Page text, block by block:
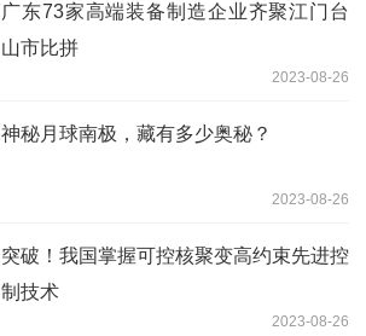
广东73家高端装备制造企业齐聚江门台
山市比拼
2023-08-26
神秘月球南极，藏有多少奥秘？
2023-08-26
突破！我国掌握可控核聚变高约束先进控
制技术
2023-08-26